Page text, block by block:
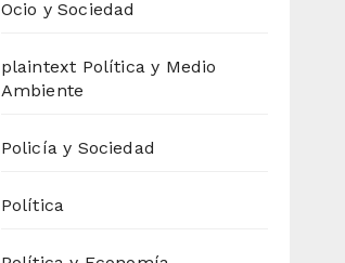
Ocio y Sociedad
plaintext Política y Medio
Ambiente
Policía y Sociedad
Política